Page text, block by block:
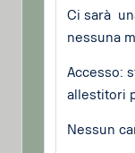
Ci sarà
nessuna
Accesso:
allestitori
Nessun